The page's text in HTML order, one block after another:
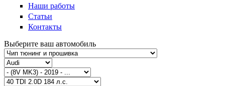
Наши работы
Статьи
Контакты
Выберите ваш автомобиль